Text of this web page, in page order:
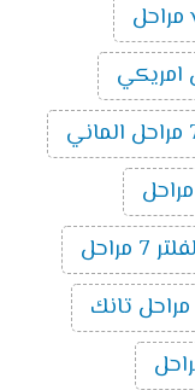
مراحل